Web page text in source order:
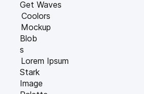
Get Waves
Coolors
Mockup
Blob
s
Lorem Ipsum
Stark
Image